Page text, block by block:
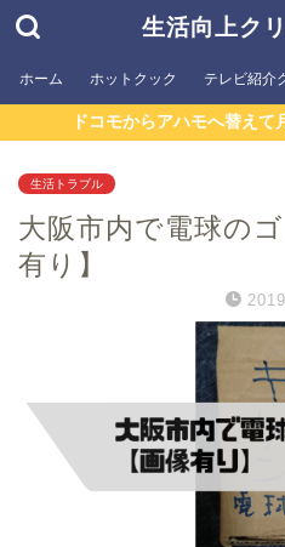
生活向上ク
ホーム ホットクック テレビ紹介
ドコモからアハモへ替え
生活トラブル
大阪市内で電球の
有り】